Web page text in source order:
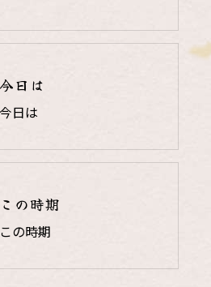
今日は
今日は
この時期
この時期